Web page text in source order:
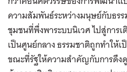
ความสัมพันธ์ระหว่างมนุษย์กับธร
ชุมชนที่พึ่งพาระบบนิเวศ ไปสู่การ
เป็นศูนย์กลาง ธรรมชาติถูกทำให้
ขณะที่รัฐให้ความสำคัญกับการดึง